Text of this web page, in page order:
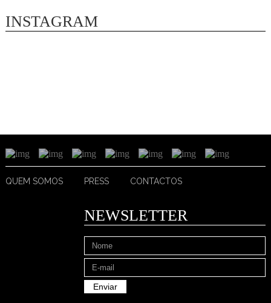
INSTAGRAM
QUEM SOMOS PRESS CONTACTOS
NEWSLETTER